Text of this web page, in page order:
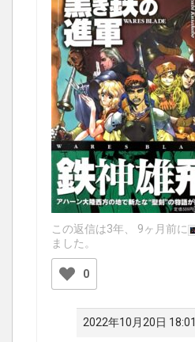
この返信は3年、 9ヶ月前に
ました。
0
2022年10月20日 18:01